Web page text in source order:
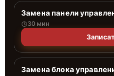
Замена панели
30 мин
Замена блока